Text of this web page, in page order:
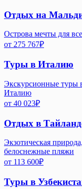
Отдых на
Острова мечты для
от 275 767₽
Туры в Италию
Экскурсионные туры
Италию
от 40 023₽
Отдых в
Экзотическая
белоснежные пляжи
от 113 600₽
Туры в